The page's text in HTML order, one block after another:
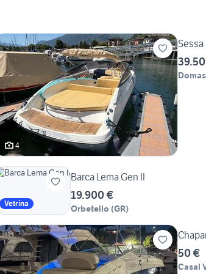
4
Sessa
Vetrina
Barca Lema Gen II
19.900 €
Orbetello (GR)
50 €
Casal